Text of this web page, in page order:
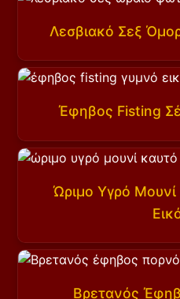
Λεσβιακό Σεξ
Έφηβος Fisting
Ώριμο Υγρό Μουνί
Βρετανός